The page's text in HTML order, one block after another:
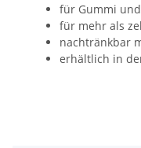
für Gummi
für mehr als
nachtränkbar
erhältlich in